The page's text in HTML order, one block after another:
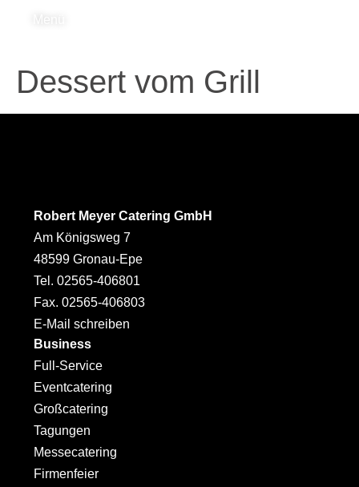
Dessert vom Grill
Robert Meyer Catering GmbH
Am Königsweg 7
48599 Gronau-Epe
Tel. 02565-406801
Fax. 02565-406803
E-Mail schreiben
Business
Full-Service
Eventcatering
Großcatering
Tagungen
Messecatering
Firmenfeier